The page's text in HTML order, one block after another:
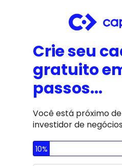
Crie seu
gratuito
passos...
Você está próximo
investidor de
10%